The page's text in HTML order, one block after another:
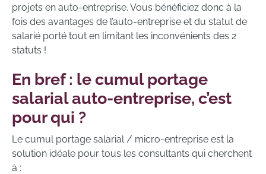
projets en auto-entreprise. Vous bénéficiez donc à la
fois des avantages de l’auto-entreprise et du statut de
salarié porté tout en limitant les inconvénients des 2
statuts !
En bref : le cumul portage
salarial auto-entreprise, c’est
pour qui ?
Le cumul portage salarial / micro-entreprise est la
solution idéale pour tous les consultants qui cherchent
à :